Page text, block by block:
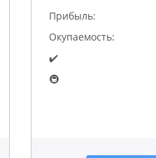
Прибыль:
Окупаемость:
✔️
🚇